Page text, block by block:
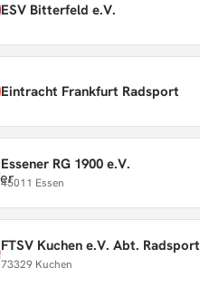
ESV Bitterfeld e.V.
Eintracht Frankfurt Radsport
Essener RG 1900 e.V.
45011 Essen
FTSV Kuchen e.V. Abt. Radsport
73329 Kuchen